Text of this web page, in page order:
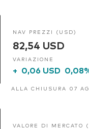
NAV PREZZI (USD)
82,54 USD
VARIAZIONE
+ 0,06 USD
ALLA CHIUSURA 07
VALORE DI MERCATO